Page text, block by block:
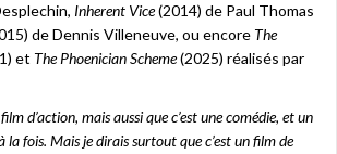
Inherent Vice(2014) de Paul Thomas
de Dennis Villeneuve, ou encore The
et The Phoenician Scheme(2025) réalisés par
d’action, mais aussi que c’est une comédie, et un
la fois. Mais je dirais surtout que c’est un film de